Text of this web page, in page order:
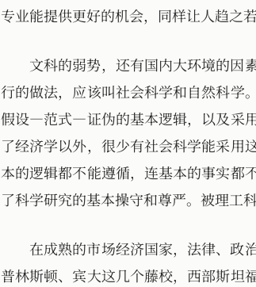
专业能提供更好的机会，同样让人趋之
文科的弱势，还有国内大环境的因
行的做法，应该叫社会科学和自然科学
假设—范式—证伪的基本逻辑，以及采
了经济学以外，很少有社会科学能采用
本的逻辑都不能遵循，连基本的事实
了科学研究的基本操守和尊严。被理工
在成熟的市场经济国家，法律、政
普林斯顿、宾大这几个藤校，西部斯坦